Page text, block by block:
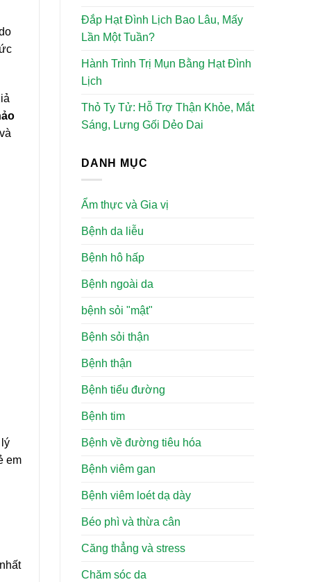
em
Đắp Hạt Đình Lịch Bao Lâu, Mấy
Lần Một Tuần?
Hành Trình Trị Mụn Bằng Hạt Đình
Lịch
Thỏ Ty Tử: Hỗ Trợ Thận Khỏe, Mắt
Sáng, Lưng Gối Dẻo Dai
DANH MỤC
Ẩm thực và Gia vị
Bệnh da liễu
Bệnh hô hấp
Bệnh ngoài da
bệnh sỏi "mật"
Bệnh sỏi thận
Bệnh thận
Bệnh tiểu đường
Bệnh tim
Bệnh về đường tiêu hóa
Bệnh viêm gan
Bệnh viêm loét dạ dày
Béo phì và thừa cân
Căng thẳng và stress
Chăm sóc da